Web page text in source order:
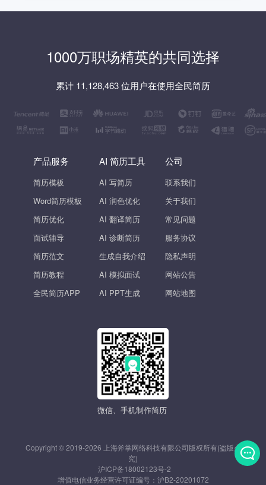
1000万职场精英的共同选择
累计 11,128,463 位用户在使用全民简历
产品服务
简历模板
Word简历模板
简历优化
面试辅导
简历范文
简历教程
全民简历APP
AI 简历工具
AI 写简历
AI 润色优化
AI 翻译简历
AI 诊断简历
生成自我介绍
AI 模拟面试
AI PPT生成
公司
联系我们
关于我们
常见问题
服务协议
隐私声明
网站公告
网站地图
微信、手机制作简历
Copyright © 2019-2026 上海斧掌网络科技有限公司版权所有(盗版必
究)
沪ICP备18002123号-2
增值电信业务经营许可证编号： 沪B2-20201072